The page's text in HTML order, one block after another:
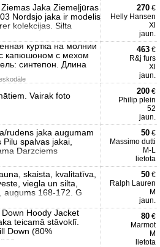
Jaka Ziemeļjūras
Nordsjo jaka ir modelis
kolekcijas. Silta
270 €
Helly Hansen
Xl
jaun.
куртка на молнии
капюшоном с мехом
синтепон. Длина
463 €
R&j furs
Xl
jaun.
Vairak foto
200 €
Philip plein
52
jaun.
rudens jaka augumam
spalvas jakai,
Darzciems
50 €
Massimo dutti
M-L
lietota
skaista, kvalitatīva,
viegla un silta,
augums 168-172. G
50 €
Ralph Lauren
M
jaun.
Hoody Jacket
teicamā stāvoklī.
Down (80%
80 €
Marmot
M
lietota